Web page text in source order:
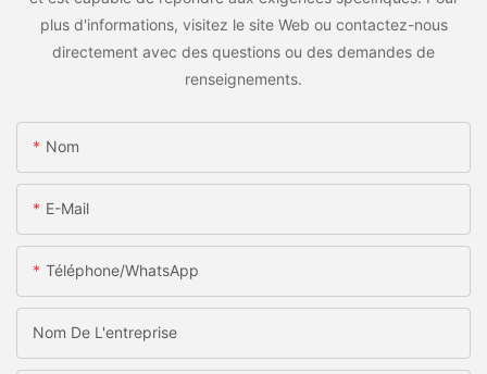
plus d'informations, visitez le site Web ou contactez-nous
directement avec des questions ou des demandes de
renseignements.
Nom
E-Mail
Téléphone/WhatsApp
Nom De L'entreprise